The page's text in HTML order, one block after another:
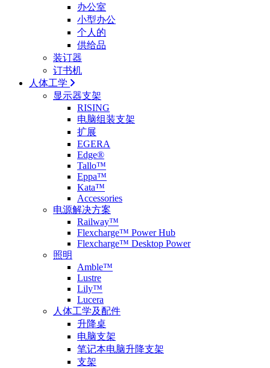
办公室
小型办公
个人的
供给品
装订器
订书机
人体工学
显示器支架
RISING
电脑组装支架
扩展
EGERA
Edge®
Tallo™
Eppa™
Kata™
Accessories
电源解决方案
Railway™
Flexcharge™ Power Hub
Flexcharge™ Desktop Power
照明
Amble™
Lustre
Lily™
Lucera
人体工学及配件
升降桌
电脑支架
笔记本电脑升降支架
支架